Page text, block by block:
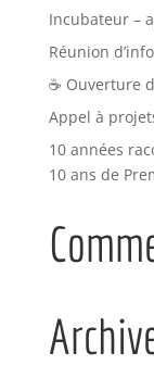
Incubateur –
Réunion
☕ Ouverture
Appel à
10 années
10 ans de